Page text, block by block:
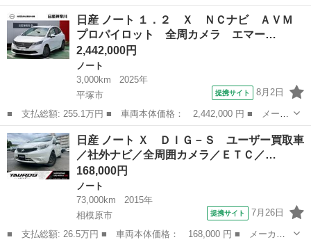
名： 日産 ■ 車種名： ノート ■ グレード名： １．２ Ｘ Ｃ
Ｄ／ＡＭ／ＦＭ 前後Ｄレコ １オーナー １年保証 アイドリング
ストップ車 ...
神奈川 横浜市 ノート
日産 ノート １．２ Ｘ ＮＣナビ ＡＶＭ
プロパイロット 全周カメラ エマー…
2,442,000円
ノート
3,000km
2025年
平塚市
提携サイト 8月2日
■ 支払総額: 255.1万円 ■ 車両本体価格： 2,442,000 円 ■ メーカ
ー名： 日産 ■ 車種名： ノート ■ グレード名： １．２ Ｘ
ＮＣナビ ＡＶＭ プロパイロット 全周カメラ エマージェンシー
Ｂ Ｗエ...
神奈川 平塚市 ノート
日産 ノート Ｘ ＤＩＧ－Ｓ ユーザー買取車
／社外ナビ／全周囲カメラ／ＥＴＣ／…
168,000円
ノート
73,000km
2015年
相模原市
提携サイト 7月26日
■ 支払総額: 26.5万円 ■ 車両本体価格： 168,000 円 ■ メーカー